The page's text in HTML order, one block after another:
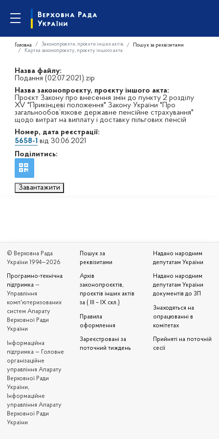
Головна Законопроєкти, проєкти інших актів
Пошук за реквізитами
Картка законопроєкту, проєкту іншого акта
Назва файлу:
Подання (02.07.2021).zip
Назва законопроєкту, проєкту іншого акта:
Проєкт Закону про внесення змін до пункту 2 розділу
XV "Прикінцеві положення" Закону України "Про
загальнообов’язкове державне пенсійне страхування"
щодо витрат на виплату і доставку пільгових пенсій
Номер, дата реєстрації:
5658-1 від 30.06.2021
Поділитись:
Завантажити
© Верховна Рада
України 1994—2026
Програмно-технічна
підтримка —
Управління
комп'ютеризованих
систем Апарату
Верховної Ради
України
Iнформаційна
підтримка — Головне
організаційне
управління Апарату
Верховної Ради
України,
Інформаційне
управління Апарату
Верховної Ради
України
Пошук за
реквізитами
Архів
законопроєктів,
проєктів інших актів
за ( III – IX скл.)
Правила
оформлення
Зареєстровані за
поточний тиждень
Надано народним
депутатам України
Надано народним
депутатам України
документів до ЗП
Знаходяться на
опрацюванні в
комітетах
Прийняті на поточній
сесії